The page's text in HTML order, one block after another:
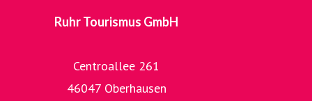
Ruhr Tourismus GmbH
Centroallee 261
46047 Oberhausen